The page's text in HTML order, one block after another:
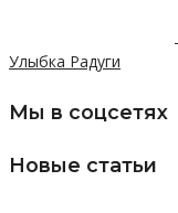
Улыбка Радуги
Мы в соцсетях
Новые статьи